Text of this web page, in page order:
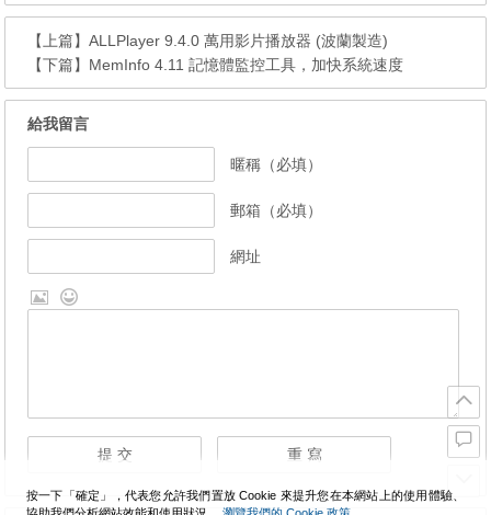
【上篇】ALLPlayer 9.4.0 萬用影片播放器 (波蘭製造)
【下篇】 MemInfo 4.11 記憶體監控工具，加快系統速度
給我留言
暱稱（必填）
郵箱（必填）
網址
按一下「確定」，代表您允許我們置放 Cookie 來提升您在本網站上的使用體驗、